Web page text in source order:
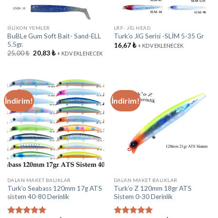
SİLİKON YEMLER
BuBLe Gum Soft Bait- Sand-ELL
5.5gr.
25,00₺ 20,83₺ + KDV EKLENECEK
LRF- JİG HEAD
Turk’o JiG Serisi -SLİM 5-35 Gr
16,67₺ + KDV EKLENECEK
İndirim!
DALAN MAKET BALIKLAR
Turk’o Seabass 120mm 17g ATS
sistem 40-80 Derinlik
İndirim!
DALAN MAKET BALIKLAR
Turk’o Z 120mm 18gr ATS
Sistem 0-30 Derinlik